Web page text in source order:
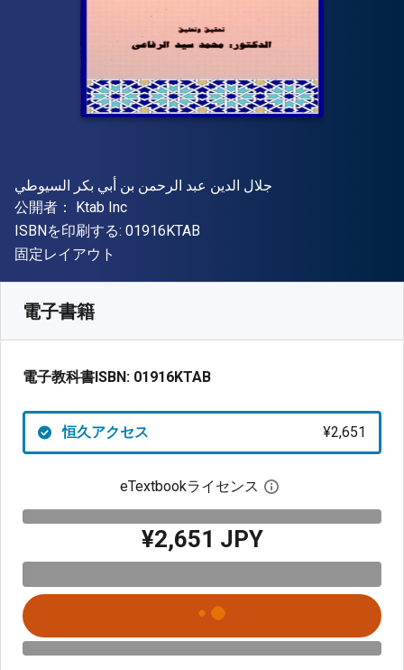
著者
جلال الدين عبد الرحمن بن أبي بكر السيوطي
出版社
公開者： Ktab Inc
ISBNを印刷する: 01916KTAB
形式
固定レイアウト
電子書籍
電子教科書ISBN: 01916KTAB
恒久アクセス ¥2,651
eTextbookライセンス デジタルライセン
¥2,651 JPY